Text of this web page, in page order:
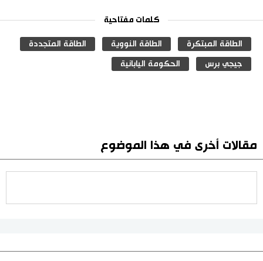
كلمات مفتاحية
الطاقة المبتكرة الطاقة النووية الطاقة المتجددة
جيجي برس الحكومة اليابانية
مقالات أخرى في هذا الموضوع